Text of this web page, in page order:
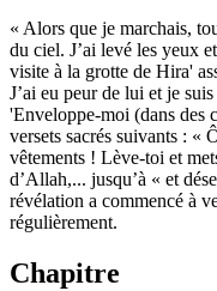
« Alors que je marchais,
du ciel. J’ai levé les yeux
visite à la grotte de Hira'
J’ai eu peur de lui et je
'Enveloppe-moi (dans des
versets sacrés suivants : «
vêtements ! Lève-toi et
d’Allah,... jusqu’à « et
révélation a commencé à
régulièrement.
Chapitre